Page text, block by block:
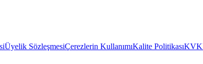
Üyelik SözleşmesiÇerezlerin KullanımıKalite Politikası